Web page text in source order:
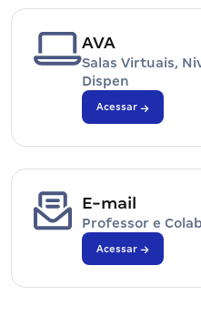
AVA
Salas Virtuais,
Dispen
Acessar
E-mail
Professor e
Acessar